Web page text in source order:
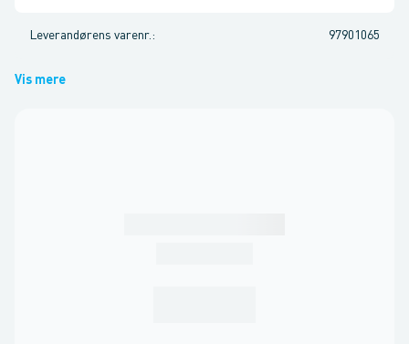
Leverandørens varenr. : 97901065
Vis mere